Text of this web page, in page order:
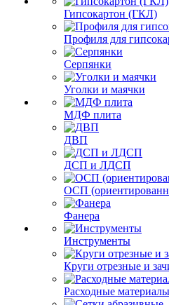
Гипсокартон (ГКЛ)
Профиля для
Серпянки
Уголки и маячки
МДФ плита
ДВП
ДСП и ЛДСП
ОСП
Фанера
Инструменты
Круги отрезные и
Расходные материалы